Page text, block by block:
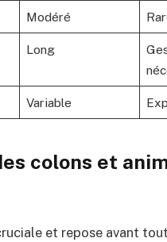
Modéré
Long
Variable
colons et
et repose avant